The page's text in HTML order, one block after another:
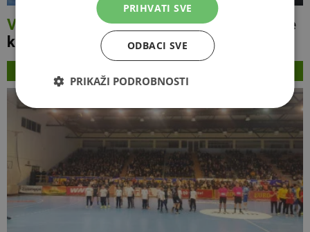
VIDEO
David Mandić zabio 14 sekundi prije
kraja za trofej Europske lige
PRIHVATI SVE
ODBACI SVE
PRIKAŽI PODROBNOSTI